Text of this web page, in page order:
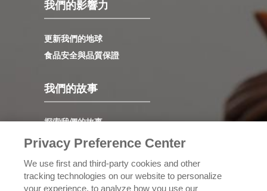
我們的故事
探索我們的故事
領導力
發展歷程
認識理奇
我們的影響力
更新我們的地球
食品安全與品質保證
Privacy Preference Center
We use first and third-party cookies and other
tracking technologies on our website to personalize
your experience, to analyze how you use our